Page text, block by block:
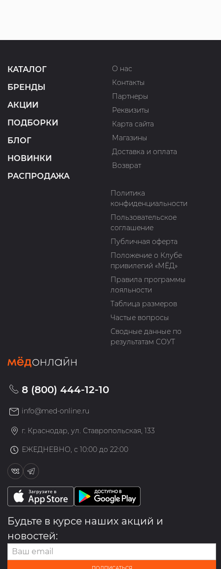
КАТАЛОГ
БРЕНДЫ
АКЦИИ
ПОДБОРКИ
БЛОГ
НОВИНКИ
РАСПРОДАЖА
О нас
Контакты
Партнеры
Реквизиты
Карта сайта
Магазины
Доставка и оплата
Возврат
Политика
конфиденциальности
Пользовательское
соглашение
Публичная оферта
Положение о Клубе
привилегий «МЁД»
Правила программы
лояльности
Таблица размеров
Частые вопросы
Сводные данные по
результатам СОУТ
8 (800) 444-12-10
info@med-online.ru
г. Краснодар, ул. Ставропольская, 133
ЕЖЕДНЕВНО, с 10:00 до 22:00
Будьте в курсе наших акций и
новостей: